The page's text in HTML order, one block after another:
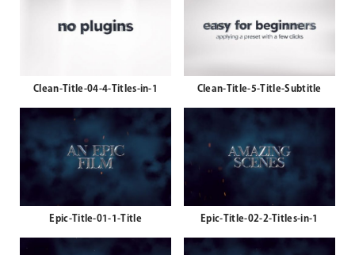
Clean-Title-04-4-Titles-in-1 Clean-Title-5-Title-Subtitle
Epic-Title-01-1-Title Epic-Title-02-2-Titles-in-1